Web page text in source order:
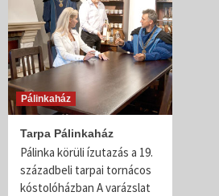
Pálinkaház
Tarpa Pálinkaház
Pálinka körüli ízutazás a 19.
századbeli tarpai tornácos
kóstolóházban A varázslat